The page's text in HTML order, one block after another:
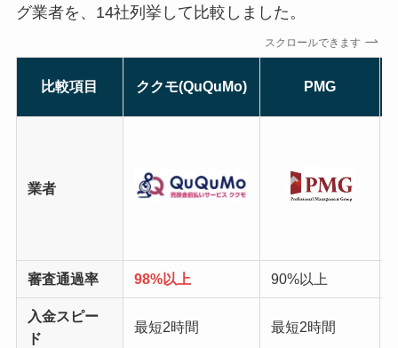
グ業者を、14社列挙して比較しました。
スクロールできます
比較項目 ククモ(QuQuMo) PMG
業者
審査通過率 98%以上 90%以上
入金スピー
ド
最短2時間 最短2時間